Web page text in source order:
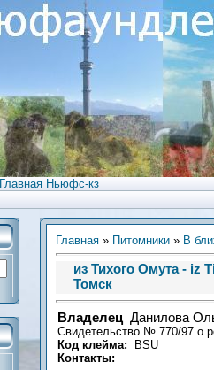
Главная Ньюфс-кз
Главная » Питомники » В
из Тихого Омута - iz
Томск
Владелец Данилова
Свидетельство № 770/97 о
Код клейма: BSU
Контакты: